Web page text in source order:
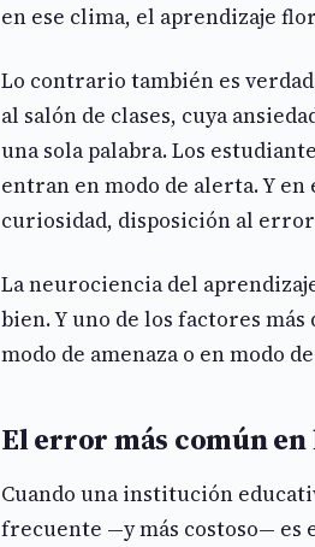
en ese clima, el aprendizaje
Lo contrario también es
al salón de clases, cuya
una sola palabra. Los
entran en modo de alerta. Y
curiosidad, disposición al
La neurociencia del
bien. Y uno de los factores
modo de amenaza o en modo
El error más común
Cuando una institución
frecuente —y más costoso— es